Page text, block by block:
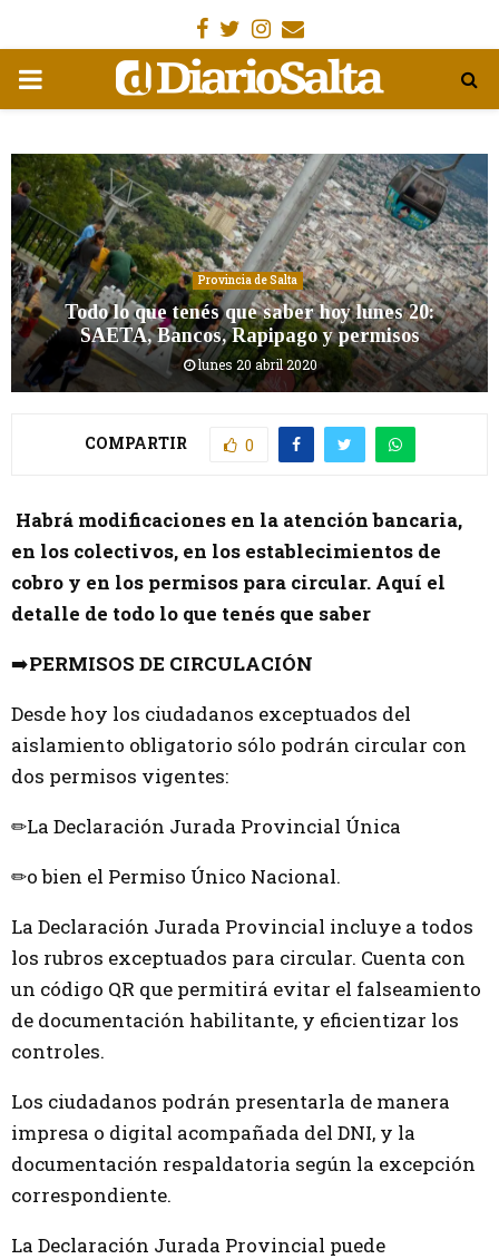
Facebook
Gorjeo
Instagram
Email
MENÚ
Provincia de Salta
Todo lo que tenés que saber hoy lunes 20:
SAETA, Bancos, Rapipago y permisos
lunes 20 abril 2020
COMPARTIR 0
Habrá modificaciones en la atención bancaria,
en los colectivos, en los establecimientos de
cobro y en los permisos para circular. Aquí el
detalle de todo lo que tenés que saber
➡️PERMISOS DE CIRCULACIÓN
Desde hoy los ciudadanos exceptuados del
aislamiento obligatorio sólo podrán circular con
dos permisos vigentes:
✏La Declaración Jurada Provincial Única
✏o bien el Permiso Único Nacional.
La Declaración Jurada Provincial incluye a todos
los rubros exceptuados para circular. Cuenta con
un código QR que permitirá evitar el falseamiento
de documentación habilitante, y eficientizar los
controles.
Los ciudadanos podrán presentarla de manera
impresa o digital acompañada del DNI, y la
documentación respaldatoria según la excepción
correspondiente.
La Declaración Jurada Provincial puede